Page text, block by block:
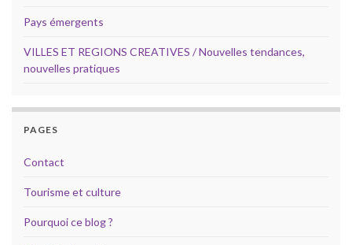
Pays émergents
VILLES ET REGIONS CREATIVES / Nouvelles tendances,
nouvelles pratiques
PAGES
Contact
Tourisme et culture
Pourquoi ce blog ?